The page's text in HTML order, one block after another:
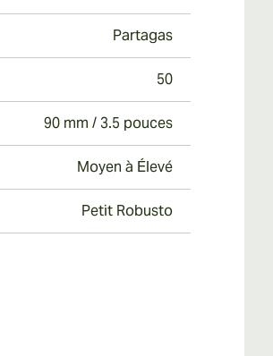
Partagas
50
90 mm / 3.5 pouces
Moyen à Élevé
Petit Robusto